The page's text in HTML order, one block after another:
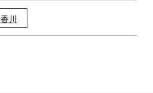
香川